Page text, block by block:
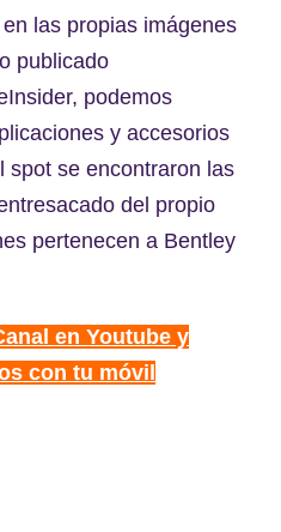
las propias imágenes
publicado
podemos
y accesorios
spot se encontraron las
del propio
pertenecen a Bentley
en Youtube y
con tu móvil